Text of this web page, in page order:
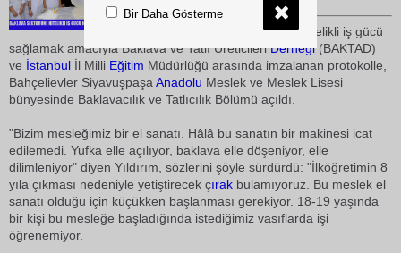
Baklava ve tatlı sektörüne nitelikli iş gücü
sağlamak amacıyla Baklava ve Tatlı ÜreticileriDerneği(BAKTAD)
ve İstanbul İl Milli Eğitim Müdürlüğü arasında imzalanan protokolle,
Bahçelievler Siyavuşpaşa Anadolu Meslek ve Meslek Lisesi
bünyesinde Baklavacılık ve Tatlıcılık Bölümü açıldı.
"Bizim mesleğimiz bir el sanatı. Hâlâ bu sanatın bir makinesi icat
edilemedi. Yufka elle açılıyor, baklava elle döşeniyor, elle
dilimleniyor" diyen Yıldırım, sözlerini şöyle sürdürdü: "İlköğretimin 8
yıla çıkması nedeniyle yetiştirecek çırak bulamıyoruz. Bu meslek el
sanatı olduğu için küçükken başlanması gerekiyor. 18-19 yaşında
bir kişi bu mesleğe başladığında istediğimiz vasıflarda işi
öğrenemiyor.
Bir Daha Gösterme